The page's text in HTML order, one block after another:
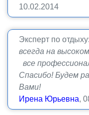
10.02.2014
Эксперт по отдыху:
всегда на
все
Спасибо! Будем
Вами!
Ирена Юрьевна,